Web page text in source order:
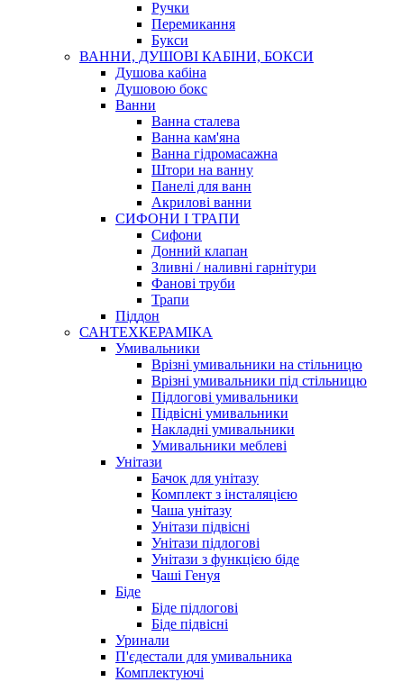
Ручки
Перемикання
Букси
ВАННИ, ДУШОВІ КАБІНИ, БОКСИ
Душова кабіна
Душовою бокс
Ванни
Ванна сталева
Ванна кам'яна
Ванна гідромасажна
Штори на ванну
Панелі для ванн
Акрилові ванни
СИФОНИ І ТРАПИ
Сифони
Донний клапан
Зливні / наливні гарнітури
Фанові труби
Трапи
Піддон
САНТЕХКЕРАМІКА
Умивальники
Врізні умивальники на стільницю
Врізні умивальники під стільницю
Підлогові умивальники
Підвісні умивальники
Накладні умивальники
Умивальники меблеві
Унітази
Бачок для унітазу
Комплект з інсталяцією
Чаша унітазу
Унітази підвісні
Унітази підлогові
Унітази з функцією біде
Чаші Генуя
Біде
Біде підлогові
Біде підвісні
Уринали
П'єдестали для умивальника
Комплектуючі